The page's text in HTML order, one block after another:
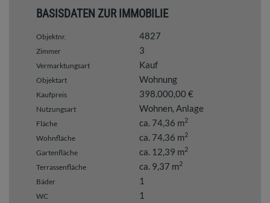
BASISDATEN ZUR IMMOBILIE
Objektnr. 4827
Zimmer 3
Vermarktungsart Kauf
Objektart Wohnung
Kaufpreis 398.000,00 €
Nutzungsart Wohnen Anlage
Fläche ca. 74,36 m2
Wohnfläche ca. 74,36 m2
Gartenfläche ca. 12,39 m2
Terrassenfläche ca. 9,37 m2
Bäder 1
WC 1